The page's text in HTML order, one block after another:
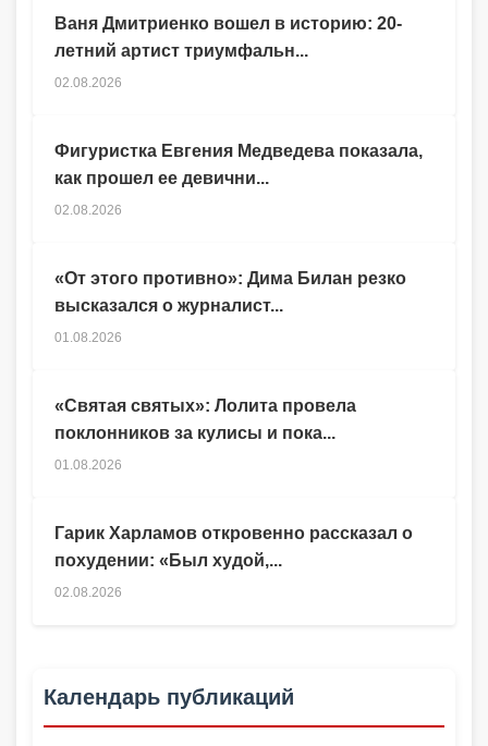
Гарик Харламов откровенно рассказал о
похудении: «Был худой,...
02.08.2026
Ваня Дмитриенко вошел в историю: 20-
летний артист триумфальн...
02.08.2026
Фигуристка Евгения Медведева показала,
как прошел ее девични...
02.08.2026
«От этого противно»: Дима Билан резко
высказался о журналист...
01.08.2026
«Святая святых»: Лолита провела
поклонников за кулисы и пока...
01.08.2026
Календарь публикаций